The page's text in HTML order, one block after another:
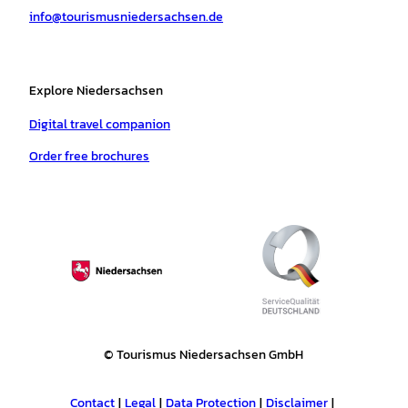
m
t
info@tourismusniedersachsen.de
Explore Niedersachsen
Digital travel companion
Order free brochures
© Tourismus Niedersachsen GmbH
Contact Legal Data Protection Disclaimer